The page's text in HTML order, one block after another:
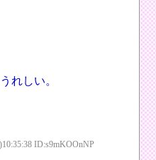
れしい。
ID:s9mKOOnNP